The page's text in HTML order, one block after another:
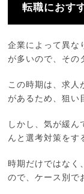
転職におす
企業によって異な
が多いので、その
この時期は、求人
があるため、狙い
しかし、気が緩ん
んと選考対策をす
時期だけではなく
ので、ケース別で